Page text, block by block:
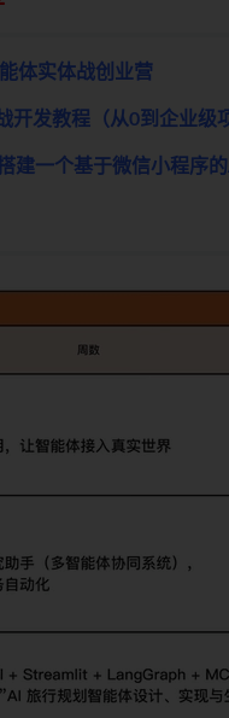
体实体战创业营
开发教程（从0到企业级
建一个基于微信小程序